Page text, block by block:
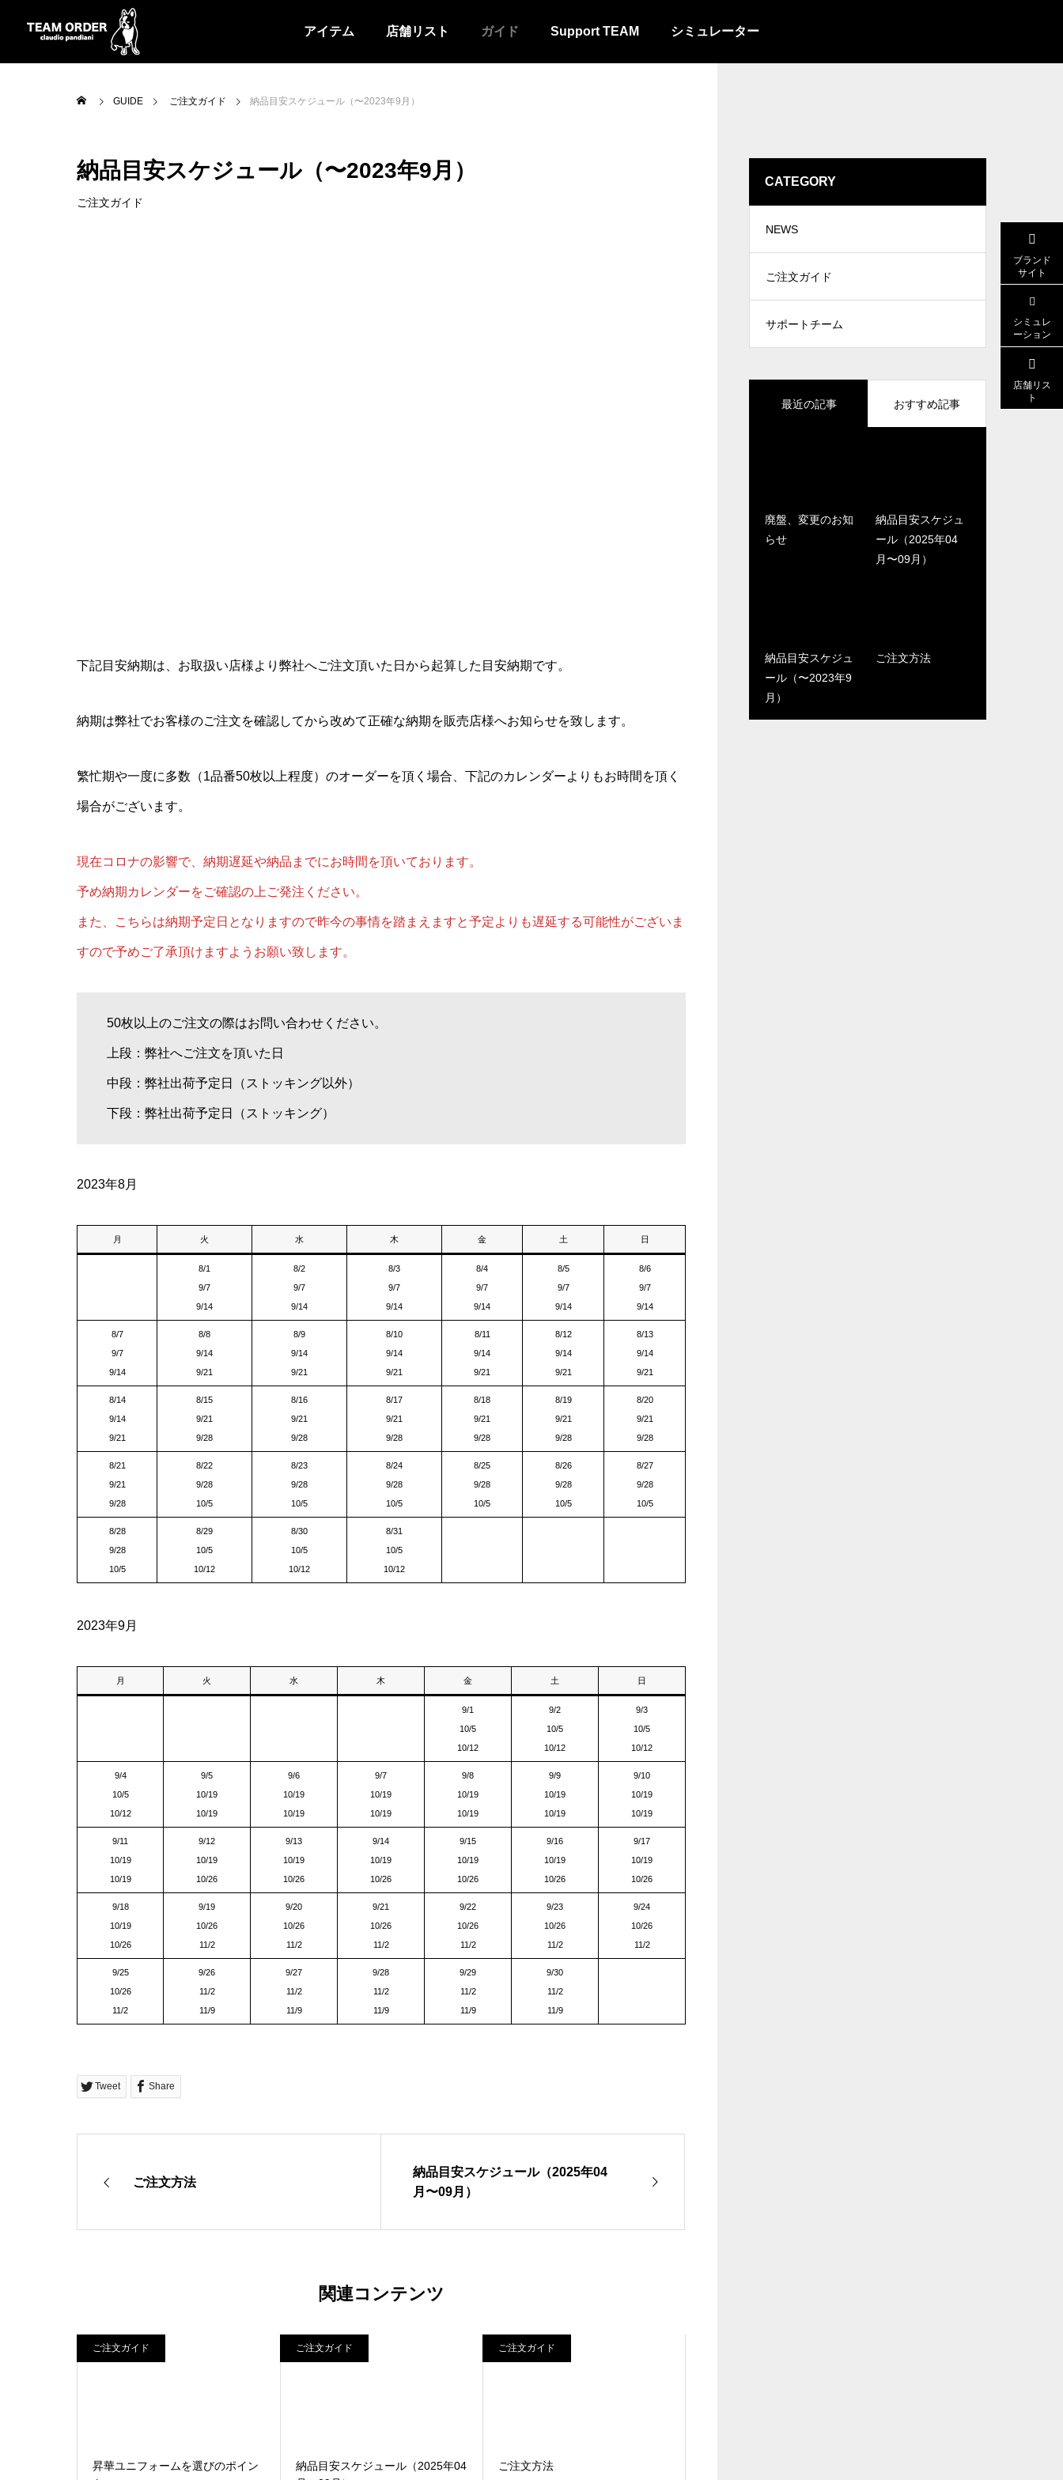
アイテム 店舗リスト ガイド Support TEAM シミュレーター
ALL
GUIDE ご注文ガイド 納品目安スケジュール（〜2023年9月）
納品目安スケジュール（〜2023年9月）
ご注文ガイド
下記目安納期は、お取扱い店様より弊社へご注文頂いた日から起算した目安納期です。
納期は弊社でお客様のご注文を確認してから改めて正確な納期を販売店様へお知らせを致します。
繁忙期や一度に多数（1品番50枚以上程度）のオーダーを頂く場合、下記のカレンダーよりもお時間を頂く
場合がございます。
現在コロナの影響で、納期遅延や納品までにお時間を頂いております。
予め納期カレンダーをご確認の上ご発注ください。
また、こちらは納期予定日となりますので昨今の事情を踏まえますと予定よりも遅延する可能性がございま
すので予めご了承頂けますようお願い致します。
50枚以上のご注文の際はお問い合わせください。
上段：弊社へご注文を頂いた日
中段：弊社出荷予定日（ストッキング以外）
下段：弊社出荷予定日（ストッキング）
2023年8月
月 火 水 木 金 土 日
8/1
9/7
9/14
8/2
9/7
9/14
8/3
9/7
9/14
8/4
9/7
9/14
8/5
9/7
9/14
8/6
9/7
9/14
8/7
9/7
9/14
8/8
9/14
9/21
8/9
9/14
9/21
8/10
9/14
9/21
8/11
9/14
9/21
8/12
9/14
9/21
8/13
9/14
9/21
8/14
9/14
9/21
8/15
9/21
9/28
8/16
9/21
9/28
8/17
9/21
9/28
8/18
9/21
9/28
8/19
9/21
9/28
8/20
9/21
9/28
8/21
9/21
9/28
8/22
9/28
10/5
8/23
9/28
10/5
8/24
9/28
10/5
8/25
9/28
10/5
8/26
9/28
10/5
8/27
9/28
10/5
8/28
9/28
10/5
8/29
10/5
10/12
8/30
10/5
10/12
8/31
10/5
10/12
2023年9月
月 火 水 木 金 土 日
9/1
10/5
10/12
9/2
10/5
10/12
9/3
10/5
10/12
9/4
10/5
10/12
9/5
10/19
10/19
9/6
10/19
10/19
9/7
10/19
10/19
9/8
10/19
10/19
9/9
10/19
10/19
9/10
10/19
10/19
9/11
10/19
10/19
9/12
10/19
10/26
9/13
10/19
10/26
9/14
10/19
10/26
9/15
10/19
10/26
9/16
10/19
10/26
9/17
10/19
10/26
9/18
10/19
10/26
9/19
10/26
11/2
9/20
10/26
11/2
9/21
10/26
11/2
9/22
10/26
11/2
9/23
10/26
11/2
9/24
10/26
11/2
9/25
10/26
11/2
9/26
11/2
11/9
9/27
11/2
11/9
9/28
11/2
11/9
9/29
11/2
11/9
9/30
11/2
11/9
Tweet Share
ご注文方法
納品目安スケジュール（2025年04
月〜09月）
関連コンテンツ
ご注文ガイド
昇華ユニフォームを選びのポイン
ご注文ガイド
納品目安スケジュール（2025年04
ご注文ガイド
ご注文方法
CATEGORY
NEWS
ご注文ガイド
サポートチーム
最近の記事 おすすめ記事
廃盤、変更のお知
らせ
納品目安スケジュ
ール（2025年04
月〜09月）
納品目安スケジュ
ール（〜2023年9
月）
ご注文方法
ブランド
サイト
シミュレ
ーション
店舗リス
ト